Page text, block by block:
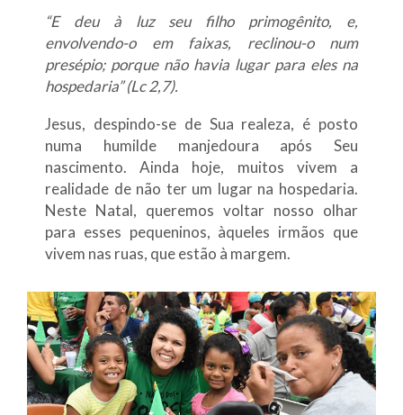
“E deu à luz seu filho primogênito, e,
envolvendo-o em faixas, reclinou-o num
presépio; porque não havia lugar para eles na
hospedaria” (Lc 2,7).
Jesus, despindo-se de Sua realeza, é posto
numa humilde manjedoura após Seu
nascimento. Ainda hoje, muitos vivem a
realidade de não ter um lugar na hospedaria.
Neste Natal, queremos voltar nosso olhar
para esses pequeninos, àqueles irmãos que
vivem nas ruas, que estão à margem.